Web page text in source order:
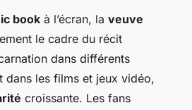
book à l’écran, la veuve
le cadre du récit
dans différents
dans les films et jeux vidéo,
croissante. Les fans